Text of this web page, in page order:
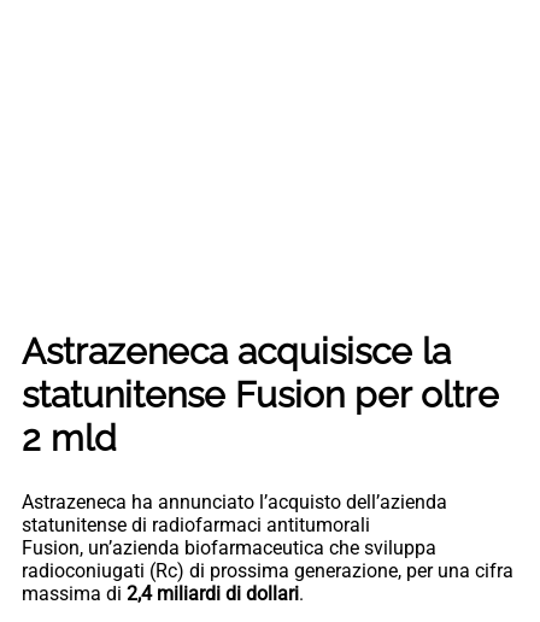
Astrazeneca acquisisce la
statunitense Fusion per oltre
2 mld
Astrazeneca ha annunciato l’acquisto dell’azienda
statunitense di radiofarmaci antitumorali
Fusion, un’azienda biofarmaceutica che sviluppa
radioconiugati (Rc) di prossima generazione, per una cifra
massima di 2,4 miliardi di dollari.